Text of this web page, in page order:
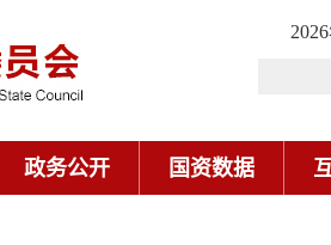
政务公开 国资数据